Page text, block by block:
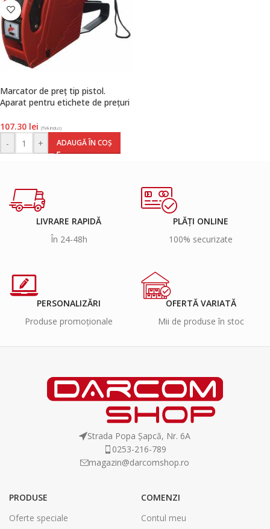
Marcator de preț tip pistol.
Aparat pentru etichete de prețuri
roșu, Q-Connect
107.30 lei (TVA inclus)
- + ADAUGĂ ÎN COȘ
LIVRARE RAPIDĂ
În 24-48h
PLĂȚI ONLINE
100% securizate
PERSONALIZĂRI
Produse promoționale
OFERTĂ VARIATĂ
Mii de produse în stoc
Strada Popa Șapcă, Nr. 6A
0253-216-789
magazin@darcomshop.ro
PRODUSE
Oferte speciale
COMENZI
Contul meu